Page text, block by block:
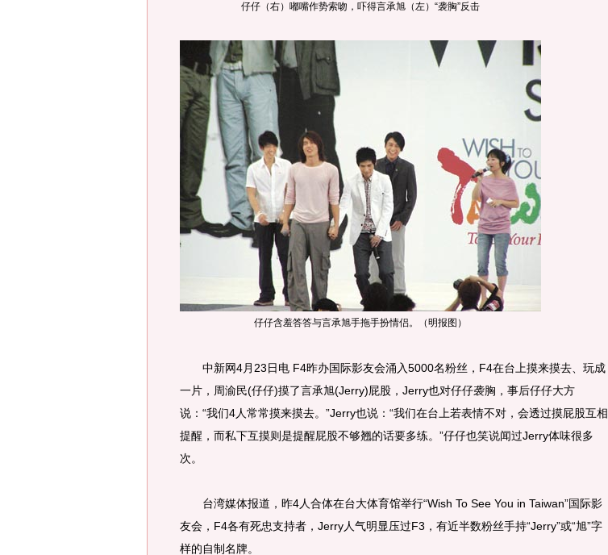
仔仔（右）嘟嘴作势索吻，吓得言承旭（左）“袭胸”反击
仔仔含羞答答与言承旭手拖手扮情侣。（明报图）
中新网4月23日电 F4昨办国际影友会涌入5000名粉丝，F4在台上摸来摸去、玩成
一片，周渝民(仔仔)摸了言承旭(Jerry)屁股，Jerry也对仔仔袭胸，事后仔仔大方
说：“我们4人常常摸来摸去。”Jerry也说：“我们在台上若表情不对，会透过摸屁股互相
提醒，而私下互摸则是提醒屁股不够翘的话要多练。”仔仔也笑说闻过Jerry体味很多
次。
台湾媒体报道，昨4人合体在台大体育馆举行“Wish To See You in Taiwan”国际影
友会，F4各有死忠支持者，Jerry人气明显压过F3，有近半数粉丝手持“Jerry”或“旭”字
样的自制名牌。